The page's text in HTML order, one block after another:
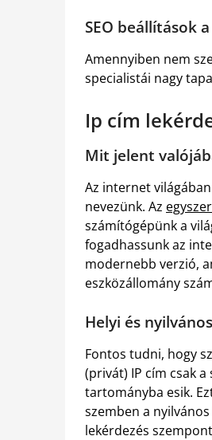
SEO beállítások
Amennyiben nem
specialistái nagy
Ip cím
Mit jelent
Az internet
nevezünk. Az
számítógépünk a
fogadhassunk az
modernebb verzió,
eszközállomány
Helyi és
Fontos tudni, hogy
(privát) IP cím csak
tartományba esik.
szemben a
lekérdezés